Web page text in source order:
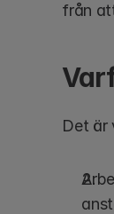
från
Det är